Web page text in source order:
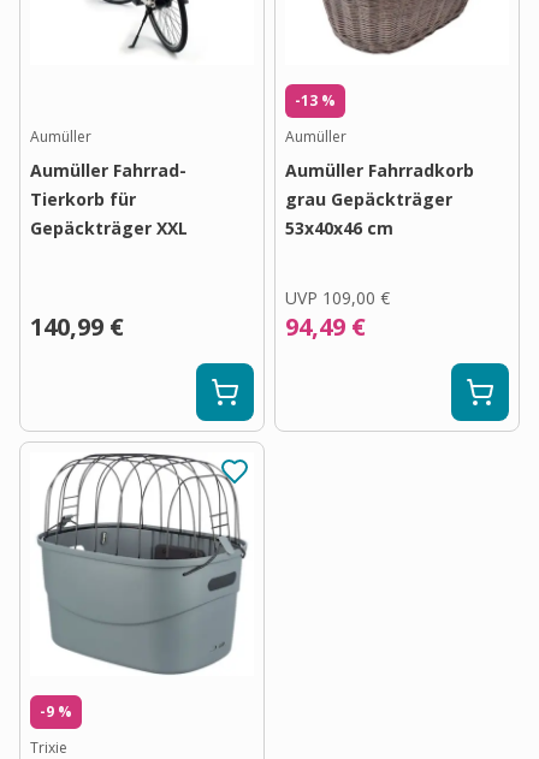
Aumüller
Aumüller Fahrrad-
Tierkorb für
Gepäckträger XXL
140,99 €
-13 %
Aumüller
Aumüller Fahrradkorb
grau Gepäckträger
53x40x46 cm
UVP 109,00 €
94,49 €
-9 %
Trixie